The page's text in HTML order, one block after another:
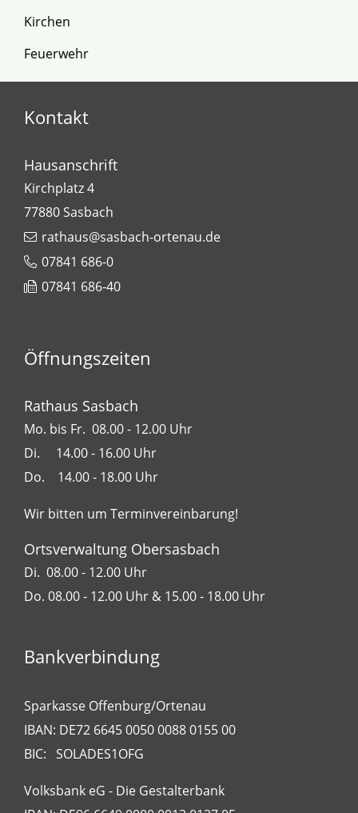
Kirchen
Feuerwehr
Kontakt
Hausanschrift
Kirchplatz 4
77880Sasbach
rathaus@sasbach-ortenau.de
07841 686-0
07841 686-40
Öffnungszeiten
Rathaus Sasbach
Mo. bis Fr. 08.00 - 12.00 Uhr
Di. 14.00 - 16.00 Uhr
Do. 14.00 - 18.00 Uhr
Wir bitten um Terminvereinbarung!
Ortsverwaltung Obersasbach
Di. 08.00 - 12.00 Uhr
Do. 08.00 - 12.00 Uhr & 15.00 - 18.00 Uhr
Bankverbindung
Sparkasse Offenburg/Ortenau
IBAN: DE72 6645 0050 0088 0155 00
BIC: SOLADES1OFG
Volksbank eG - Die Gestalterbank